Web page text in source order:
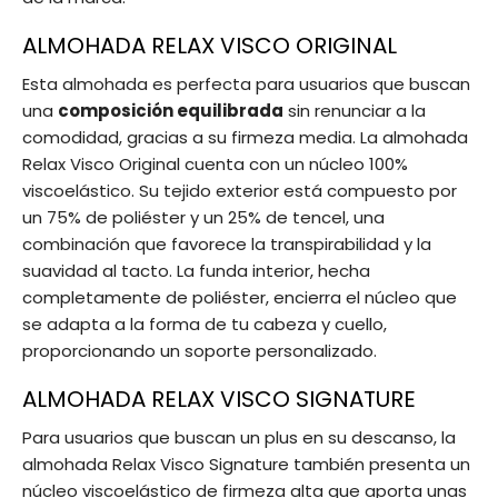
ALMOHADA RELAX VISCO ORIGINAL
Esta almohada es perfecta para usuarios que buscan
una composición equilibrada sin renunciar a la
comodidad, gracias a su firmeza media. La almohada
Relax Visco Original cuenta con un núcleo 100%
viscoelástico. Su tejido exterior está compuesto por
un 75% de poliéster y un 25% de tencel, una
combinación que favorece la transpirabilidad y la
suavidad al tacto. La funda interior, hecha
completamente de poliéster, encierra el núcleo que
se adapta a la forma de tu cabeza y cuello,
proporcionando un soporte personalizado.
ALMOHADA RELAX VISCO SIGNATURE
Para usuarios que buscan un plus en su descanso, la
almohada Relax Visco Signature también presenta un
núcleo viscoelástico de firmeza alta que aporta unas